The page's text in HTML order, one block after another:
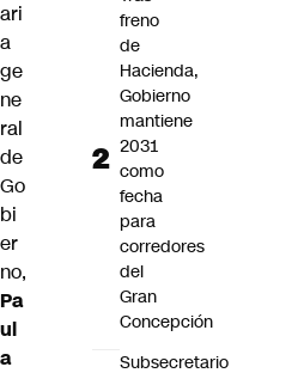
ari
a
ge
ne
ral
de
Go
bi
er
no,
Pa
ul
a
freno
de
Hacienda,
Gobierno
mantiene
2031
como
fecha
para
corredores
del
Gran
Concepción
Subsecretario